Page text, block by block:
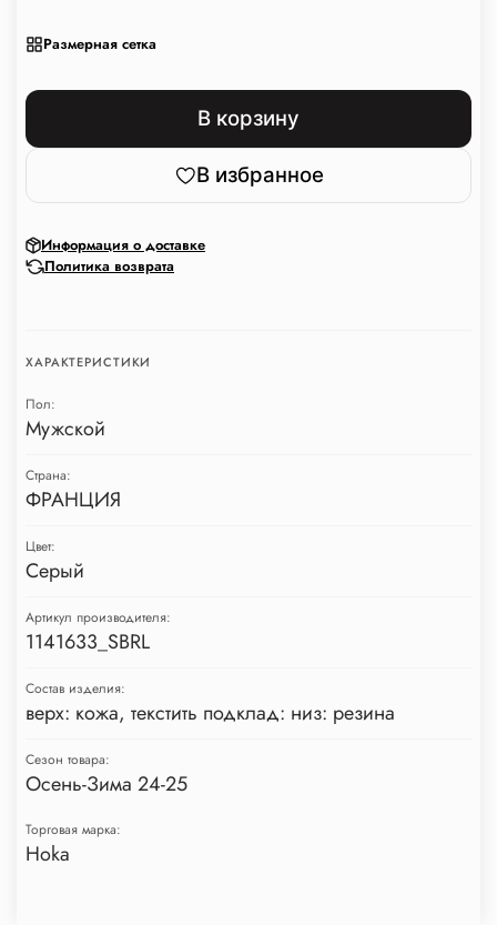
Размерная сетка
В корзину
В избранное
Информация о доставке
Политика возврата
ХАРАКТЕРИСТИКИ
Пол:
Мужской
Страна:
ФРАНЦИЯ
Цвет:
Серый
Артикул производителя:
1141633_SBRL
Состав изделия:
верх: кожа, текстить подклад: низ: резина
Сезон товара:
Осень-Зима 24-25
Торговая марка:
Hoka